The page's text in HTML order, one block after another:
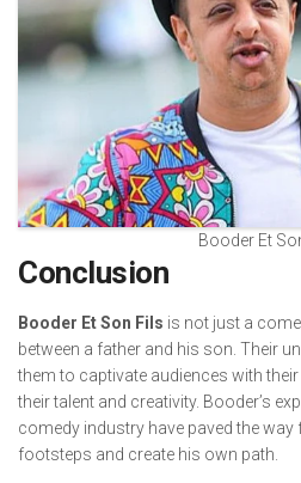
Booder Et
Conclusion
Booder Et Son Fils is not just a
between a father and his son. Their
them to captivate audiences with
their talent and creativity. Booder’s
comedy industry have paved the
footsteps and create his own path.